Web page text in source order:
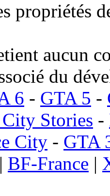
propriétés
aucun
du
6 - GTA 5 -
Stories -
City - GTA
| BF-France |